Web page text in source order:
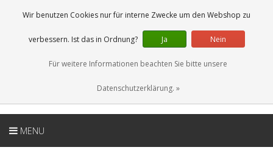
0 Artikel
DE
MENU
Wir benutzen Cookies nur für interne Zwecke um den Webshop zu
verbessern. Ist das in Ordnung? Ja Nein
Für weitere Informationen beachten Sie bitte unsere
Datenschutzerklärung. »